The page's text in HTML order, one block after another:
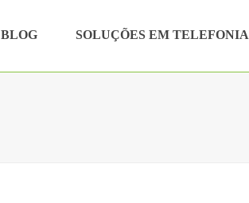
BLOG SOLUÇÕES EM TELEFONIA